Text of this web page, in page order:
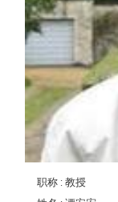
职称 : 教授